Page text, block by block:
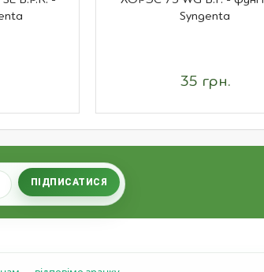
Syngenta
35 грн.
ПІДПИСАТИСЯ